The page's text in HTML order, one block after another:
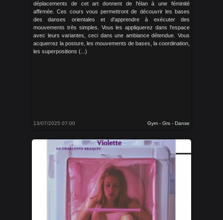
déplacements de cet art donnent de l'élan à une féminité
affirmée. Ces cours vous permettront de découvrir les bases
des danses orientales et d'apprendre à exécuter des
mouvements très simples. Vous les appliquerez dans l'espace
avec leurs variantes, ceci dans une ambiance détendue. Vous
acquerrez la posture, les mouvements de bases, la coordination,
les superpositions (...)
13/07/2025 07:00 Gym - Grs - Danse